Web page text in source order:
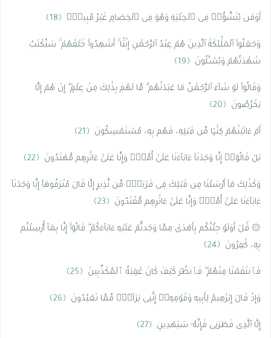
أَوَمَن يُنَشَّؤُا۟ فِى ٱلْحِلْيَةِ وَهُوَ فِى ٱلْخِصَامِ غَيْرُ مُبِينٍۢ ﴿18﴾
وَجَعَلُوا۟ ٱلْمَلَٰٓئِكَةَ ٱلَّذِينَ هُمْ عِبَٰدُ ٱلرَّحْمَٰنِ إِنَٰثًا ۚ أَشَهِدُوا۟ خَلْقَهُمْ ۚ سَتُكْتَبُ
شَهَٰدَتُهُمْ وَيُسْـَٔلُونَ
﴿19﴾
وَقَالُوا۟ لَوْ شَآءَ ٱلرَّحْمَٰنُ مَا عَبَدْنَٰهُم ۗ مَّا لَهُم بِذَٰلِكَ مِنْ عِلْمٍ ۖ إِنْ هُمْ إِلَّا
يَخْرُصُونَ
﴿20﴾
أَمْ ءَاتَيْنَٰهُمْ كِتَٰبًۭا مِّن قَبْلِهِۦ فَهُم بِهِۦ مُسْتَمْسِكُونَ ﴿21﴾
بَلْ قَالُوٓا۟ إِنَّا وَجَدْنَآ ءَابَآءَنَا عَلَىٰٓ أُمَّةٍۢ وَإِنَّا عَلَىٰٓ ءَاثَٰرِهِم مُّهْتَدُونَ ﴿22﴾
وَكَذَٰلِكَ مَآ أَرْسَلْنَا مِن قَبْلِكَ فِى قَرْيَةٍۢ مِّن نَّذِيرٍ إِلَّا قَالَ مُتْرَفُوهَآ إِنَّا وَجَدْنَآ
ءَابَآءَنَا عَلَىٰٓ أُمَّةٍۢ وَإِنَّا عَلَىٰٓ ءَاثَٰرِهِم مُّقْتَدُونَ
﴿23﴾
۞ قَٰلَ أَوَلَوْ جِئْتُكُم بِأَهْدَىٰ مِمَّا وَجَدتُّمْ عَلَيْهِ ءَابَآءَكُمْ ۖ قَالُوٓا۟ إِنَّا بِمَآ أُرْسِلْتُم
بِهِۦ كَٰفِرُونَ
﴿24﴾
فَٱنتَقَمْنَا مِنْهُمْ ۖ فَٱنظُرْ كَيْفَ كَانَ عَٰقِبَةُ ٱلْمُكَذِّبِينَ ﴿25﴾
وَإِذْ قَالَ إِبْرَٰهِيمُ لِأَبِيهِ وَقَوْمِهِۦٓ إِنَّنِى بَرَآءٌۭ مِّمَّا تَعْبُدُونَ ﴿26﴾
إِلَّا ٱلَّذِى فَطَرَنِى فَإِنَّهُۥ سَيَهْدِينِ ﴿27﴾